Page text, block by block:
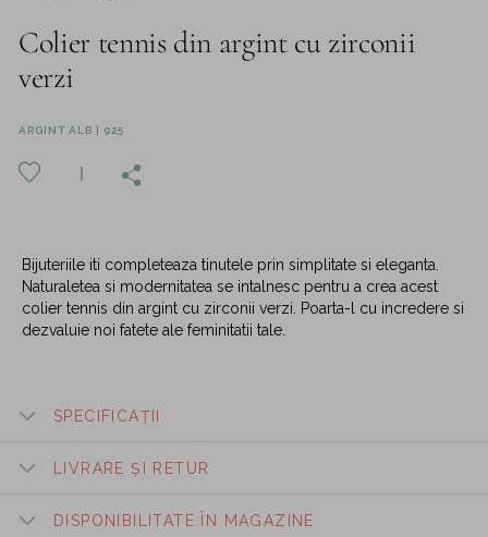
Colier tennis din argint cu zirconii
verzi
ARGINT ALB | 925
Bijuteriile iti completeaza tinutele prin simplitate si eleganta.
Naturaletea si modernitatea se intalnesc pentru a crea acest
colier tennis din argint cu zirconii verzi. Poarta-l cu incredere si
dezvaluie noi fatete ale feminitatii tale.
SPECIFICAȚII
LIVRARE ȘI RETUR
DISPONIBILITATE ÎN MAGAZINE